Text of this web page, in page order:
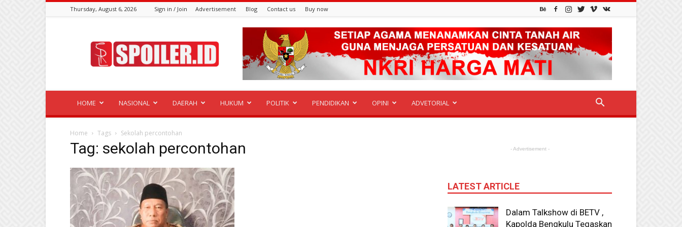
Thursday, August 6, 2026 Sign in / Join Advertisement Blog Contact us Buy now
HOME NASIONAL DAERAH HUKUM POLITIK PENDIDIKAN OPINI ADVETORIAL
Home Tags Sekolah percontohan
Tag: sekolah percontohan - Advertisement -
LATEST ARTICLE
Dalam Talkshow di BETV ,
Kapolda Bengkulu Tegaskan